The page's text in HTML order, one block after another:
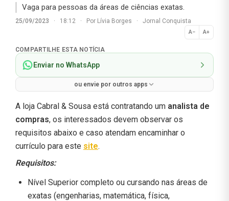
Vaga para pessoas da áreas de ciências exatas.
25/09/2023 · 18:12 · Por Lívia Borges · Jornal Conquista
A− A+
Normal
COMPARTILHE ESTA NOTÍCIA
Enviar no WhatsApp
ou envie por outros apps
A loja Cabral & Sousa está contratando um analista de
compras, os interessados devem observar os
requisitos abaixo e caso atendam encaminhar o
currículo para este site.
Requisitos:
Nível Superior completo ou cursando nas áreas de
exatas (engenharias, matemática, física,